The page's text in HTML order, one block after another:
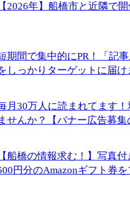
【2026年】船橋市と近隣で
期間で集中的にPR！「記
しっかりターゲットに届け
月30万人に読まれてます
せんか？【バナー広告募集
【船橋の情報求む！】写真
円分のAmazonギフト券